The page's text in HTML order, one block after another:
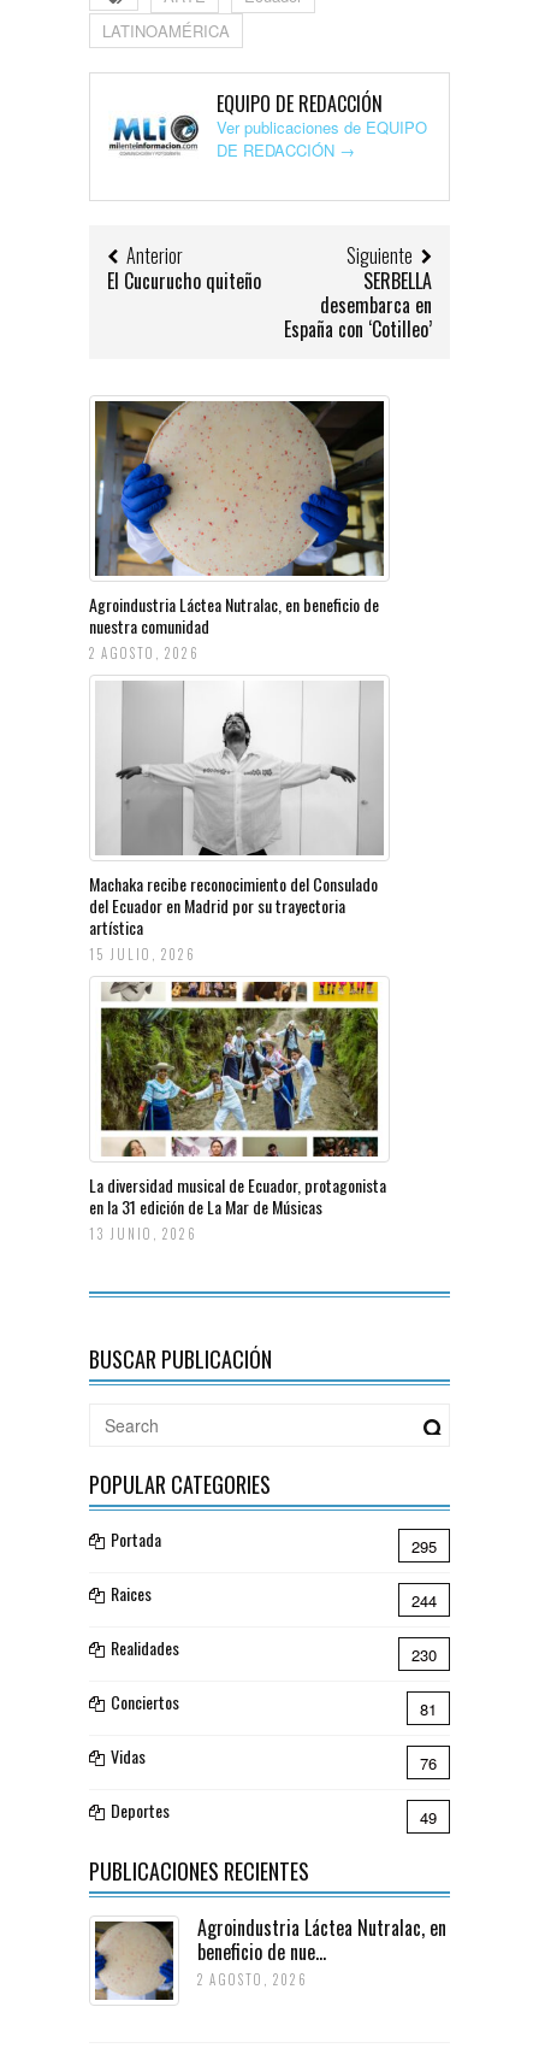
LATINOAMÉRICA
EQUIPO DE REDACCIÓN
Ver publicaciones de EQUIPO
DE REDACCIÓN →
Anterior
El Cucurucho quiteño
Siguiente
SERBELLA
desembarca en
España con ‘Cotilleo’
Agroindustria Láctea Nutralac, en beneficio de
nuestra comunidad
2 AGOSTO, 2026
Machaka recibe reconocimiento del Consulado
del Ecuador en Madrid por su trayectoria
artística
15 JULIO, 2026
La diversidad musical de Ecuador, protagonista
en la 31 edición de La Mar de Músicas
13 JUNIO, 2026
BUSCAR PUBLICACIÓN
POPULAR CATEGORIES
Portada 295
Raices 244
Realidades 230
Conciertos 81
Vidas 76
Deportes 49
PUBLICACIONES RECIENTES
Agroindustria Láctea Nutralac, en
beneficio de nue...
2 AGOSTO, 2026